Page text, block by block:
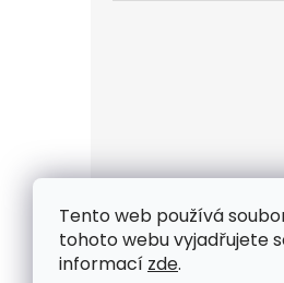
Tento web používá
tohoto webu vyjadřujete
informací zde.
Kontakt